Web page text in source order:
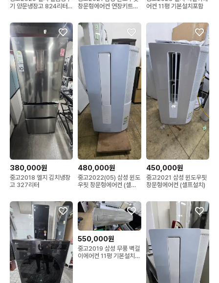
기 양문냉장고 824리터
창문형에어컨 연장키트
어컨 11평 기본설치포함
380,000원
중고2018 엘지 김치냉장
고 327리터
480,000원
중고2022(05) 삼성 윈도
우핏 창문형에어컨 (셀프
450,000원
중고2021 삼성 윈도우핏
창문형에어컨 (셀프설치)
550,000원
중고2019 삼성 무풍 벽걸
이에어컨 11평 기본설치포